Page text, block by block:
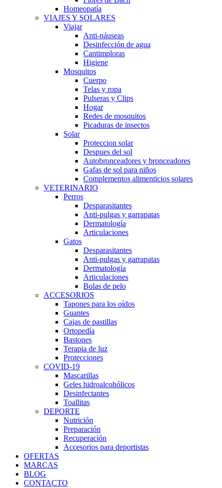
Homeopatía
VIAJES Y SOLARES
Viajar
Anti-náuseas
Desinfección de agua
Cantimploras
Higiene
Mosquitos
Cuerpo
Telas y ropa
Pulseras y Clips
Hogar
Redes de mosquitos
Picaduras de insectos
Solar
Proteccion solar
Despues del sol
Autobronceadores y bronceadores
Gafas de sol para niños
Complementos alimenticios solares
VETERINARIO
Perros
Desparasitantes
Anti-pulgas y garrapatas
Dermatología
Articulaciones
Gatos
Desparasitantes
Anti-pulgas y garrapatas
Dermatología
Articulaciones
Bolas de pelo
ACCESORIOS
Tapones para los oídos
Guantes
Cajas de pastillas
Ortopedía
Bastones
Terapia de luz
Protecciones
COVID-19
Mascarillas
Geles hidroalcohólicos
Desinfectantes
Toallitas
DEPORTE
Nutrición
Preparación
Recuperación
Accesorios para deportistas
OFERTAS
MARCAS
BLOG
CONTACTO